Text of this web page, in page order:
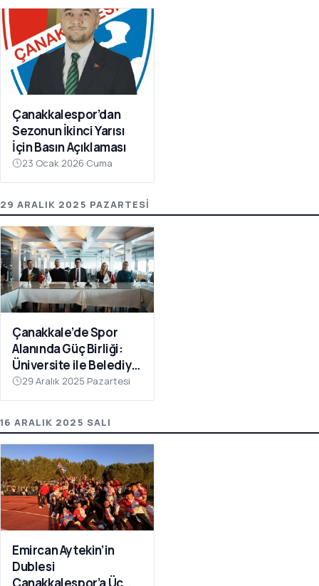
Çanakkalespor’dan
Sezonun İkinci Yarısı
İçin Basın Açıklaması
23 Ocak 2026 Cuma
29 ARALIK 2025 PAZARTESI
Çanakkale’de Spor
Alanında Güç Birliği:
Üniversite ile Belediye
Kulüpleri İş Birliği Yaptı
29 Aralık 2025 Pazartesi
16 ARALIK 2025 SALI
Emircan Aytekin’in
Dublesi
Çanakkalespor’a Üç